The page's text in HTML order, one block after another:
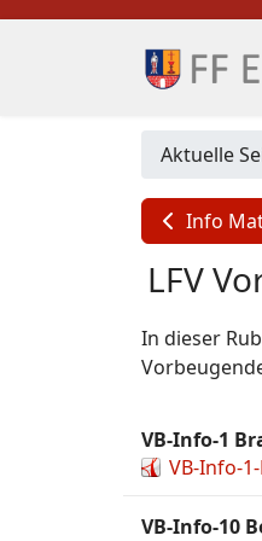
Aktuelle
Info
LFV
In dieser
VB-Info-1
VB-Info-
VB-Info-10